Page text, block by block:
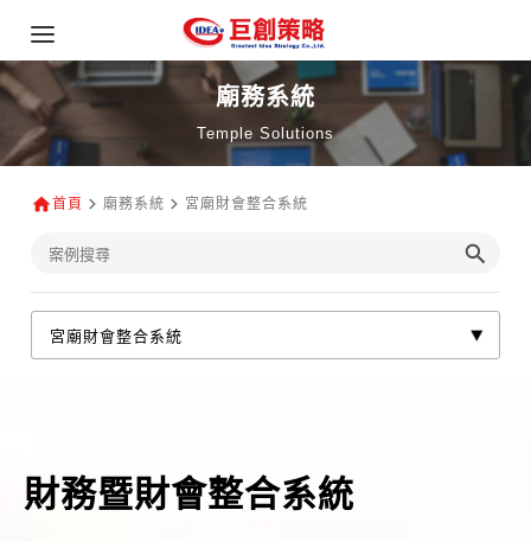
廟務系統
Temple Solutions
首頁 廟務系統 宮廟財會整合系統
財務暨財會整合系統